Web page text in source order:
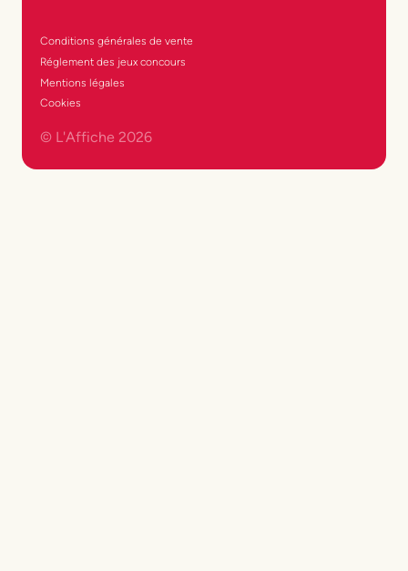
Conditions générales de vente
Réglement des jeux concours
Mentions légales
Cookies
© L'Affiche 2026